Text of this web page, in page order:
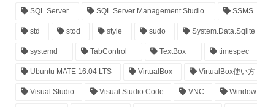
SQL Server SQL Server Management Studio SSMS
std stod style sudo System.Data.Sqlite
systemd TabControl TextBox timespec
Ubuntu MATE 16.04 LTS VirtualBox VirtualBox使い方
Visual Studio Visual Studio Code VNC Window